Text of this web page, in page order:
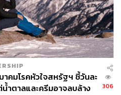
คมโรคหัวใจสหรัฐฯ ชี้วันละ
ำตาลและครีมอาจลบล้าง
306